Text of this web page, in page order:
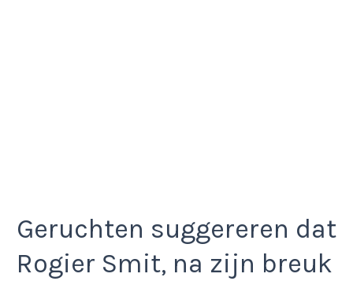
Geruchten suggereren dat
Rogier Smit, na zijn breuk